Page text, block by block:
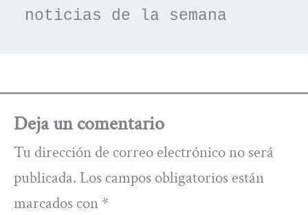
noticias de la semana
Deja un comentario
Tu dirección de correo electrónico no será
publicada. Los campos obligatorios están
marcados con *